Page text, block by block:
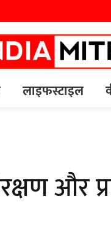
लाइफस्टाइल
और